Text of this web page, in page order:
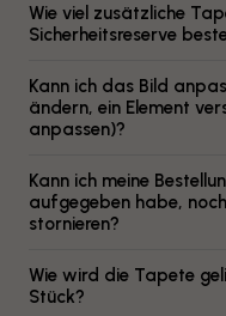
Wie viel zusätzliche
Sicherheitsreserve
Kann ich das Bild
ändern, ein Element
anpassen)?
Kann ich meine
aufgegeben habe,
stornieren?
Wie wird die Tapete
Stück?